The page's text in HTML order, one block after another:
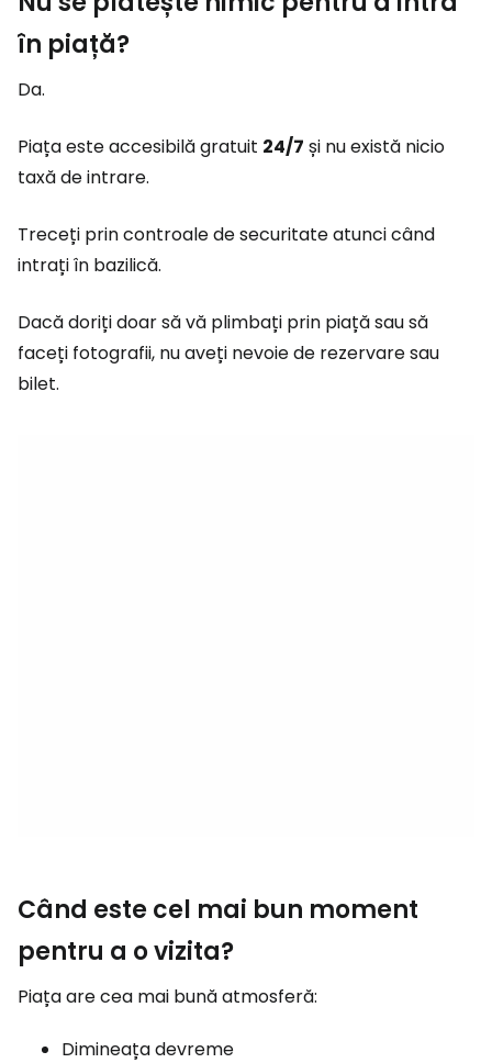
în piață?
Da.
Piața este accesibilă gratuit 24/7 și nu există nicio
taxă de intrare.
Treceți prin controale de securitate atunci când
intrați în bazilică.
Dacă doriți doar să vă plimbați prin piață sau să
faceți fotografii, nu aveți nevoie de rezervare sau
bilet.
Când este cel mai bun moment
pentru a o vizita?
Piața are cea mai bună atmosferă:
Dimineața devreme